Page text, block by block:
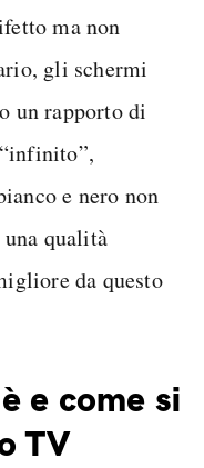
ma non
gli schermi
un rapporto di
e nero non
una qualità
da questo
e come si
TV